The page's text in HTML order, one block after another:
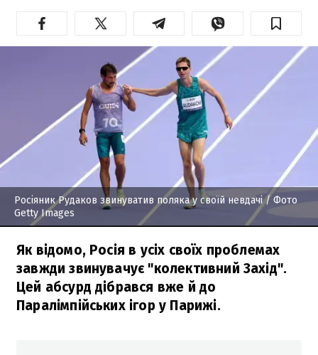
Росіяник Рудаков звинуватив поляка у своїй невдачі/ Фото
Getty Images
Як відомо, Росія в усіх своїх проблемах
завжди звинувачує "колективний Захід".
Цей абсурд дібрався вже й до
Паралімпійських ігор у Парижі.